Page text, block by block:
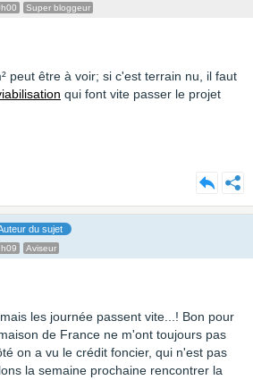
Super bloggeur
peut être à voir; si c'est terrain nu, il faut
qui font vite passer le projet
du sujet
Aviseur
les journée passent vite...! Bon pour
de France ne m'ont toujours pas
on a vu le crédit foncier, qui n'est pas
la semaine prochaine rencontrer la